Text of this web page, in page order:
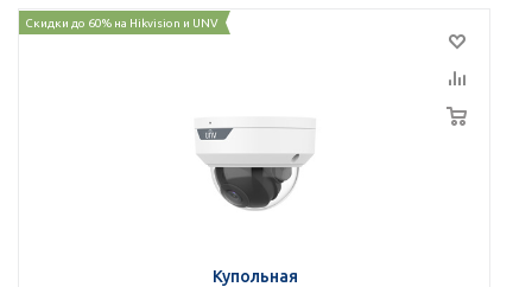
Скидки до 60% на Hikvision и UNV
Купольная